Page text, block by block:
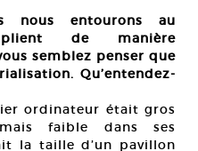
nous entourons au
de manière
semblez penser que
Qu’entendez-
ordinateur était gros
faible dans ses
la taille d’un pavillon